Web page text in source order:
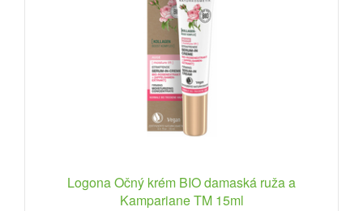
Logona Očný krém BIO damaská ruža a
Kampariane TM 15ml